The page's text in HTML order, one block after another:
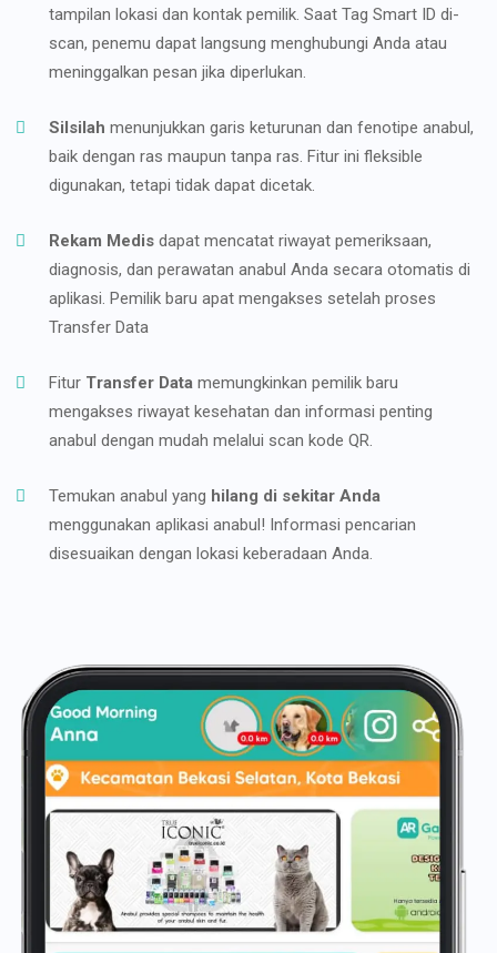
tampilan lokasi dan kontak pemilik. Saat Tag Smart ID di-
scan, penemu dapat langsung menghubungi Anda atau
meninggalkan pesan jika diperlukan.
Silsilah menunjukkan garis keturunan dan fenotipe anabul,
baik dengan ras maupun tanpa ras. Fitur ini fleksible
digunakan, tetapi tidak dapat dicetak.
Rekam Medis dapat mencatat riwayat pemeriksaan,
diagnosis, dan perawatan anabul Anda secara otomatis di
aplikasi. Pemilik baru apat mengakses setelah proses
Transfer Data
Fitur Transfer Data memungkinkan pemilik baru
mengakses riwayat kesehatan dan informasi penting
anabul dengan mudah melalui scan kode QR.
Temukan anabul yang hilang di sekitar Anda
menggunakan aplikasi anabul! Informasi pencarian
disesuaikan dengan lokasi keberadaan Anda.